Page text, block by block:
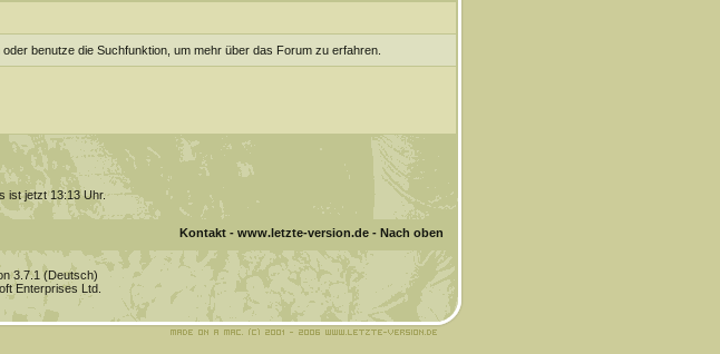
benutze die Suchfunktion, um mehr über das Forum zu erfahren.
ist jetzt13:13Uhr.
Kontakt- www.letzte-version.de- Nach oben
3.7.1 (Deutsch)
Enterprises Ltd.